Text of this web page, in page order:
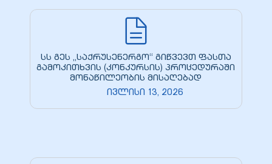
სს გეს „საქრუსენერგო“ გიწვევთ ფასთა
გამოკითხვის (კონკურსის) პროცედურაში
მონაწილეობის მისაღებად
ივლისი 13, 2026